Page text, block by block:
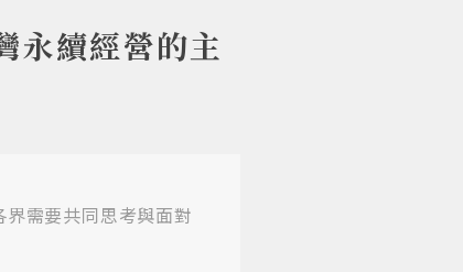
永續經營的主
需要共同思考與面對